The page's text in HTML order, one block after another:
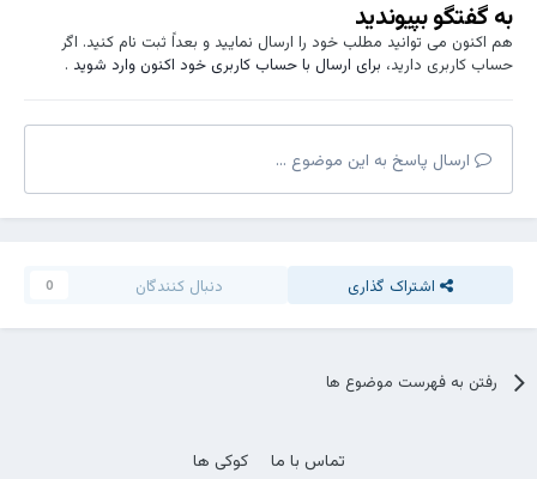
به گفتگو بپیوندید
هم اکنون می توانید مطلب خود را ارسال نمایید و بعداً ثبت نام کنید. اگر
حساب کاربری دارید، برای ارسال با حساب کاربری خود اکنون وارد شوید.
ارسال پاسخ به این موضوع ...
اشتراک گذاری دنبال کنندگان 0
رفتن به فهرست موضوع ها
تماس با ما
کوکی ها